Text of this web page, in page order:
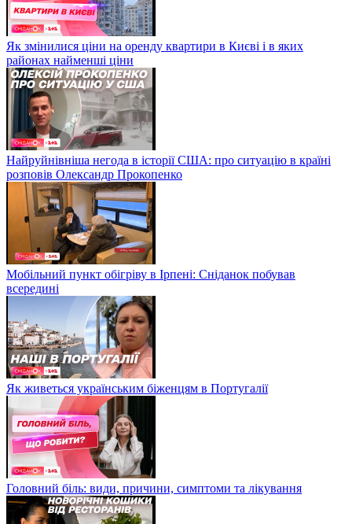
Як змінилися ціни на оренду квартири в Києві і в яких
районах найменші ціни
Найруйнівніша негода в історії США: про ситуацію в країні
розповів Олександр Прокопенко
Мобільний пункт обігріву в Ірпені: Сніданок побував
всередині
Як живеться українським біженцям в Португалії
Головний біль: види, причини, симптоми та лікування